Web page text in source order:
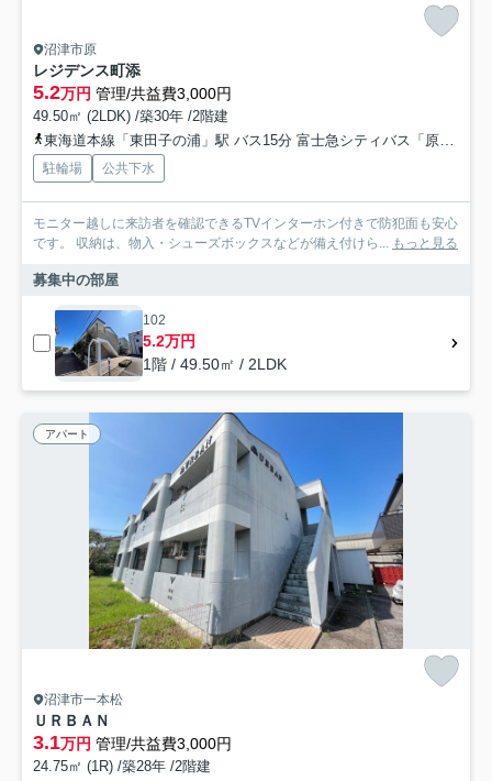
沼津市原
レジデンス町添
5.2万円 管理/共益費3,000円
49.50㎡ (2LDK) /築30年 /2階建
東海道本線「東田子の浦」駅 バス15分 富士急シティバス「原駅入口」 停歩4分
駐輪場 公共下水
モニター越しに来訪者を確認できるTVインターホン付きで防犯面も安心
です。 収納は、物入・シューズボックスなどが備え付けら... もっと見る
募集中の部屋
102
5.2万円
1階 / 49.50㎡ / 2LDK
アパート
沼津市一本松
ＵＲＢＡＮ
3.1万円 管理/共益費3,000円
24.75㎡ (1R) /築28年 /2階建